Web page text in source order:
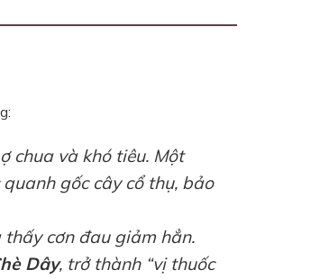
chua và khó tiêu. Một
gốc cây cổ thụ, bảo
cơn đau giảm hẳn.
Dây, trở thành “vị thuốc